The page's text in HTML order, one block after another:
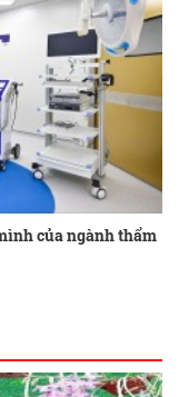
của ngành thẩm